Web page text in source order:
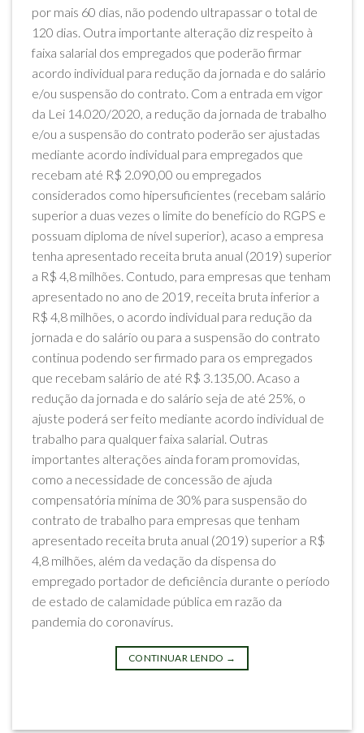
por mais 60 dias, não podendo ultrapassar o total de
120 dias. Outra importante alteração diz respeito à
faixa salarial dos empregados que poderão firmar
acordo individual para redução da jornada e do salário
e/ou suspensão do contrato. Com a entrada em vigor
da Lei 14.020/2020, a redução da jornada de trabalho
e/ou a suspensão do contrato poderão ser ajustadas
mediante acordo individual para empregados que
recebam até R$ 2.090,00 ou empregados
considerados como hipersuficientes (recebam salário
superior a duas vezes o limite do benefício do RGPS e
possuam diploma de nível superior), acaso a empresa
tenha apresentado receita bruta anual (2019) superior
a R$ 4,8 milhões. Contudo, para empresas que tenham
apresentado no ano de 2019, receita bruta inferior a
R$ 4,8 milhões, o acordo individual para redução da
jornada e do salário ou para a suspensão do contrato
continua podendo ser firmado para os empregados
que recebam salário de até R$ 3.135,00. Acaso a
redução da jornada e do salário seja de até 25%, o
ajuste poderá ser feito mediante acordo individual de
trabalho para qualquer faixa salarial. Outras
importantes alterações ainda foram promovidas,
como a necessidade de concessão de ajuda
compensatória mínima de 30% para suspensão do
contrato de trabalho para empresas que tenham
apresentado receita bruta anual (2019) superior a R$
4,8 milhões, além da vedação da dispensa do
empregado portador de deficiência durante o período
de estado de calamidade pública em razão da
pandemia do coronavírus.
CONTINUAR LENDO →